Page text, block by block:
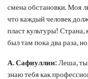
смена обстановки. Моя
что каждый человек
пласт культуры!
был там пока два раза,
А. Сафиуллин: Леша, ты
знаю тебя как